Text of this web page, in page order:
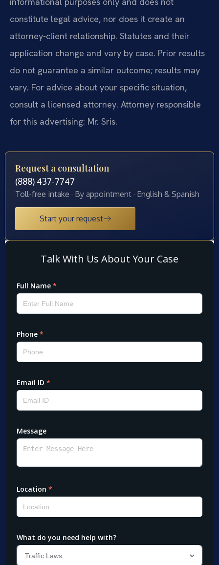
constitute legal advice, nor does it create an
attorney-client relationship. Statutes and their
application change and vary by case. Prior results
do not guarantee a similar outcome; results may
vary. For advice about your specific situation,
consult a licensed attorney. Attorney responsible
for this advertising: Mr. Sris.
Request a consultation
(888) 437-7747
Toll-free intake · By appointment · English & Spanish
Start your request